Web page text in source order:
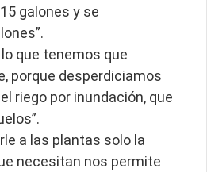
galones y se
que tenemos que
porque desperdiciamos
riego por inundación, que
a las plantas solo la
necesitan nos permite